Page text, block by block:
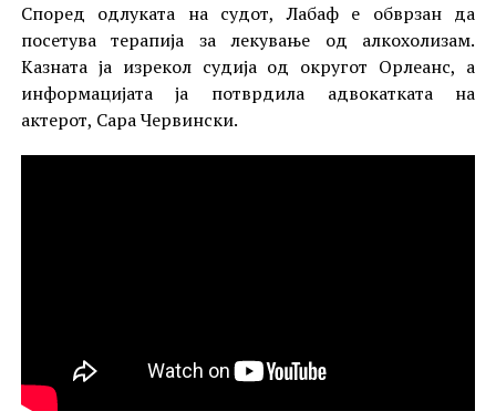
Според одлуката на судот, Лабаф е обврзан да
посетува терапија за лекување од алкохолизам.
Казната ја изрекол судија од округот Орлеанс, а
информацијата ја потврдила адвокатката на
актерот, Сара Червински.